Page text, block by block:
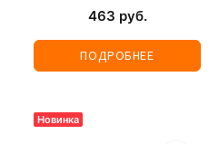
463 руб.
ПОДРОБНЕЕ
Новинка